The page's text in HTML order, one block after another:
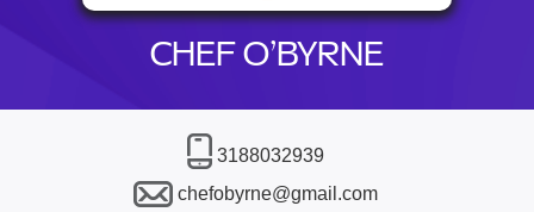
CHEF O’BYRNE
3188032939
chefobyrne@gmail.com